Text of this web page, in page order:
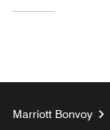
Marriott Bonvoy